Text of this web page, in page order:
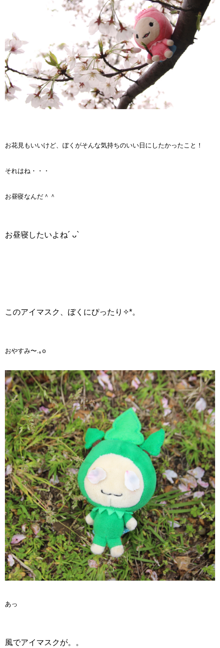
お花見もいいけど、ぼくがそんな気持ちのいい日にしたかったこと！
それはね・・・
お昼寝なんだ＾＾
お昼寝したいよね´ ᴗ`
このアイマスク、ぼくにぴったり✧*。
おやすみ〜.｡o
あっ
風でアイマスクが。。